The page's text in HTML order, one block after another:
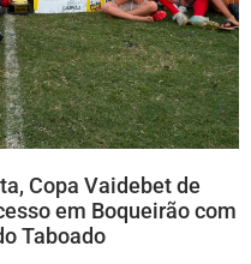
Copa Vaidebet de
em Boqueirão com
Taboado